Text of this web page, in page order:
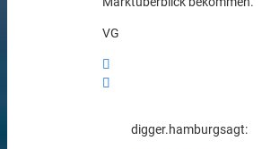
VG
digger.hamburgsagt: